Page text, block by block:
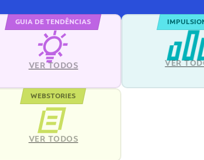
GUIA DE TENDÊNCIAS
VER TODOS VER
WEBSTORIES
VER TODOS